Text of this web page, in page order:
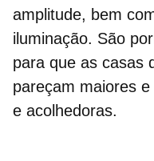
amplitude, bem
iluminação. São
para que as casas
pareçam maiores
e acolhedoras.